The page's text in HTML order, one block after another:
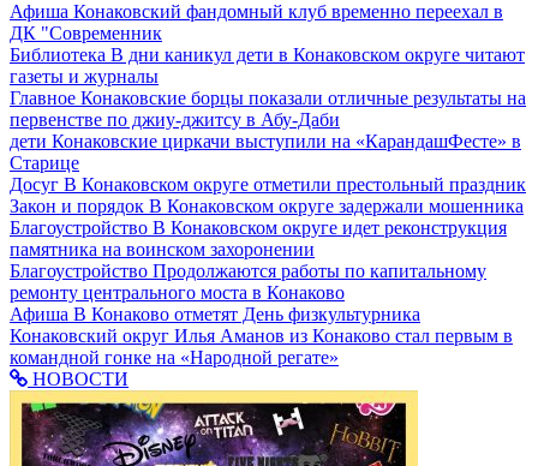
Афиша Конаковский фандомный клуб временно переехал в
ДК "Современник
Библиотека В дни каникул дети в Конаковском округе читают
газеты и журналы
Главное Конаковские борцы показали отличные результаты на
первенстве по джиу-джитсу в Абу-Даби
дети Конаковские циркачи выступили на «КарандашФесте» в
Старице
Досуг В Конаковском округе отметили престольный праздник
Закон и порядок В Конаковском округе задержали мошенника
Благоустройство В Конаковском округе идет реконструкция
памятника на воинском захоронении
Благоустройство Продолжаются работы по капитальному
ремонту центрального моста в Конаково
Афиша В Конаково отметят День физкультурника
Конаковский округ Илья Аманов из Конаково стал первым в
командной гонке на «Народной регате»
НОВОСТИ